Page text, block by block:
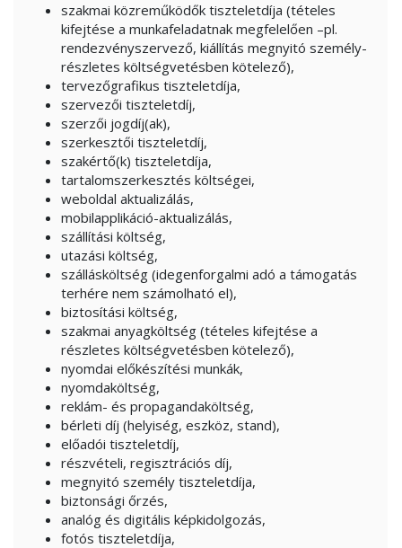
szakmai közreműködők tiszteletdíja (tételes
kifejtése a munkafeladatnak megfelelően –pl.
rendezvényszervező, kiállítás megnyitó személy-
részletes költségvetésben kötelező),
tervezőgrafikus tiszteletdíja,
szervezői tiszteletdíj,
szerzői jogdíj(ak),
szerkesztői tiszteletdíj,
szakértő(k) tiszteletdíja,
tartalomszerkesztés költségei,
weboldal aktualizálás,
mobilapplikáció-aktualizálás,
szállítási költség,
utazási költség,
szállásköltség (idegenforgalmi adó a támogatás
terhére nem számolható el),
biztosítási költség,
szakmai anyagköltség (tételes kifejtése a
részletes költségvetésben kötelező),
nyomdai előkészítési munkák,
nyomdaköltség,
reklám- és propagandaköltség,
bérleti díj (helyiség, eszköz, stand),
előadói tiszteletdíj,
részvételi, regisztrációs díj,
megnyitó személy tiszteletdíja,
biztonsági őrzés,
analóg és digitális képkidolgozás,
fotós tiszteletdíja,